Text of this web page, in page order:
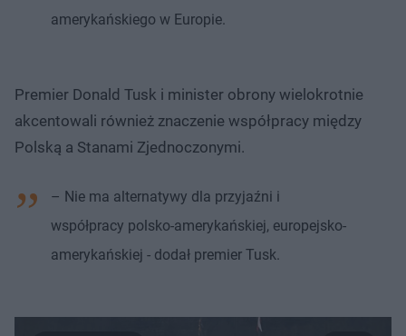
amerykańskiego w Europie.
Premier Donald Tusk i minister obrony wielokrotnie
akcentowali również znaczenie współpracy między
Polską a Stanami Zjednoczonymi.
– Nie ma alternatywy dla przyjaźni i
współpracy polsko-amerykańskiej, europejsko-
amerykańskiej - dodał premier Tusk.